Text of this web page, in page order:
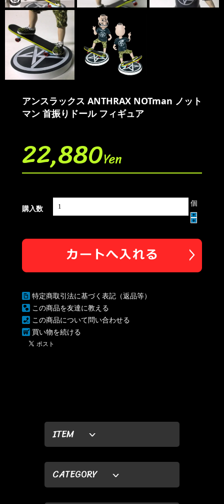
ITEM
CATEGORY
アンスラックス ANTHRAX NOTman ノット
マン 首振りドール フィギュア
22,880Yen
購入数
個
特定商取引法に基づく表記（返品等）
この商品を友達に教える
この商品について問い合わせる
買い物を続ける